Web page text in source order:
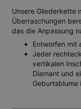
Unsere Gliederkette
Überraschungen
das die Anpassung
Entworfen mit
Jeder
vertikalen
Diamant und